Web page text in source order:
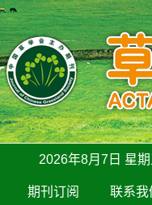
2026年8月7日 星期
期刊订阅 联系我